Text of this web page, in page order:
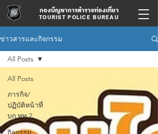
กองบัญชาการตำรวจท่องเที่ยว
TOURIST POLICE BUREAU
ข่าวสารและกิจกรรม
All Posts
ภารกิจ/
ปฏิบัติหน้าที่
บก.ทท.2
All Posts